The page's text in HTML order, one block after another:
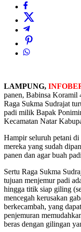
LAMPUNG,
panen, Babinsa Koramil
Raga Sukma Sudrajat
padi milik Bapak
Kecamatan Natar
Hampir seluruh petani
mereka yang sudah
panen dan agar buah
Sertu Raga Sukma
tujuan menjemur padi
hingga titik siap giling
mencegah kerusakan
berkecambah, yang
penjemuran
beras dengan gilingan